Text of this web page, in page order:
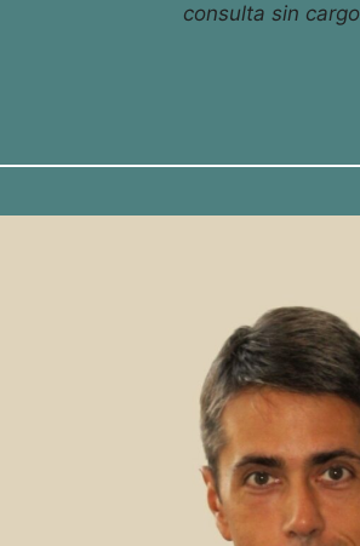
consulta sin cargo